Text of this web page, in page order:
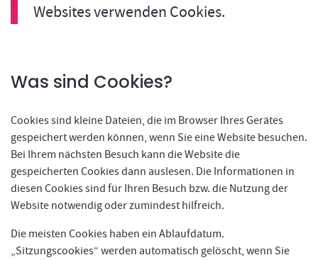
Websites verwenden Cookies.
Was sind Cookies?
Cookies sind kleine Dateien, die im Browser Ihres Gerätes
gespeichert werden können, wenn Sie eine Website besuchen.
Bei Ihrem nächsten Besuch kann die Website die
gespeicherten Cookies dann auslesen. Die Informationen in
diesen Cookies sind für Ihren Besuch bzw. die Nutzungder
Website notwendig oder zumindest hilfreich.
Die meisten Cookies haben ein Ablaufdatum.
„Sitzungscookies“ werden automatisch gelöscht, wenn Sie